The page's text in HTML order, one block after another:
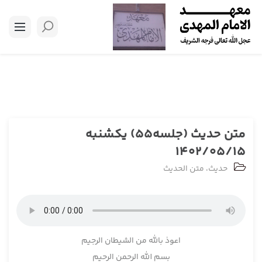
متن حدیث (جلسه55) یکشنبه
1402/05/15
حدیث، متن الحدیث
اعوذ بالله من الشیطان الرجیم
بسم ­الله الرحمن الرحيم